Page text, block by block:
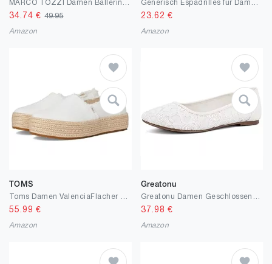
34.74 €49.95
Amazon
23.62 €
Amazon
TOMS
55.99 €
Amazon
Greatonu
37.98 €
Amazon